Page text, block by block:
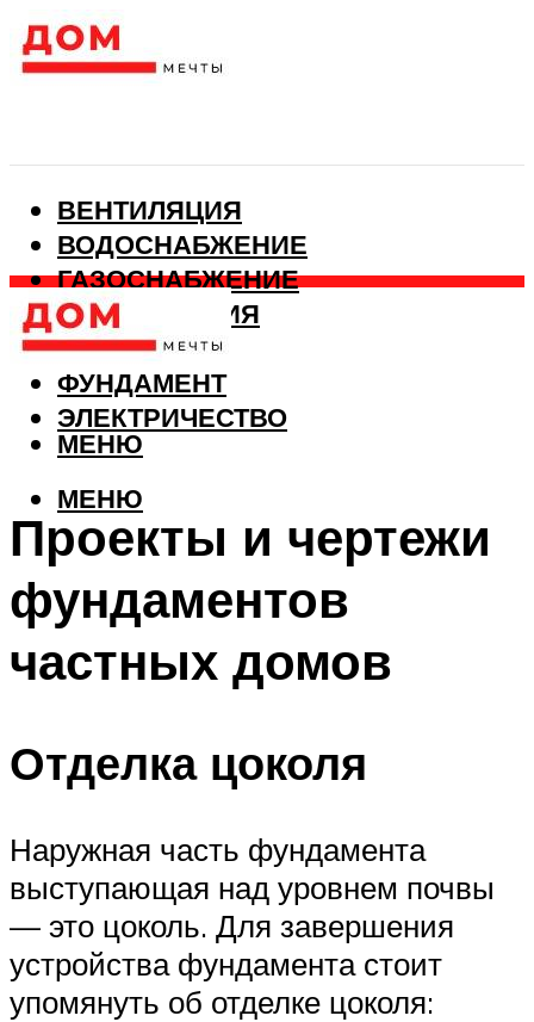
ВЕНТИЛЯЦИЯ
ВОДОСНАБЖЕНИЕ
ГАЗОСНАБЖЕНИЕ
КАНАЛИЗАЦИЯ
ОТОПЛЕНИЕ
ФУНДАМЕНТ
ЭЛЕКТРИЧЕСТВО
МЕНЮ
МЕНЮ
Проекты и чертежи
фундаментов
частных домов
Отделка цоколя
Наружная часть фундамента
выступающая над уровнем почвы
— это цоколь. Для завершения
устройства фундамента стоит
упомянуть об отделке цоколя: